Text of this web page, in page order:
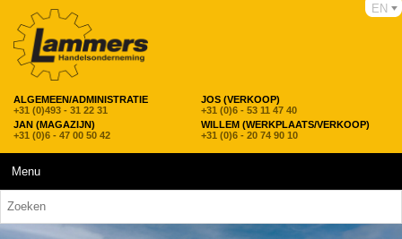
ALGEMEEN/ADMINISTRATIE
+31 (0)493 - 31 22 31
JOS (VERKOOP)
+31 (0)6 - 53 11 47 40
JAN (MAGAZIJN)
+31 (0)6 - 47 00 50 42
WILLEM (WERKPLAATS/VERKOOP)
+31 (0)6 - 20 74 90 10
EN
Menu